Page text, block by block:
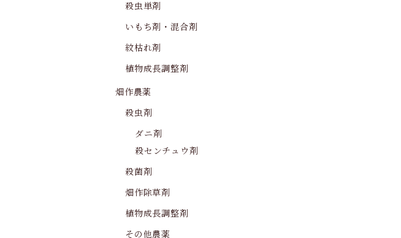
殺虫単剤
いもち剤・混合剤
紋枯れ剤
植物成長調整剤
畑作農薬
殺虫剤
ダニ剤
殺センチュウ剤
殺菌剤
畑作除草剤
植物成長調整剤
その他農薬